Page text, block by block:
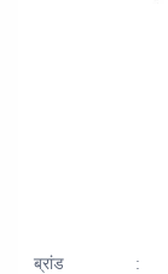
ब्रांड :